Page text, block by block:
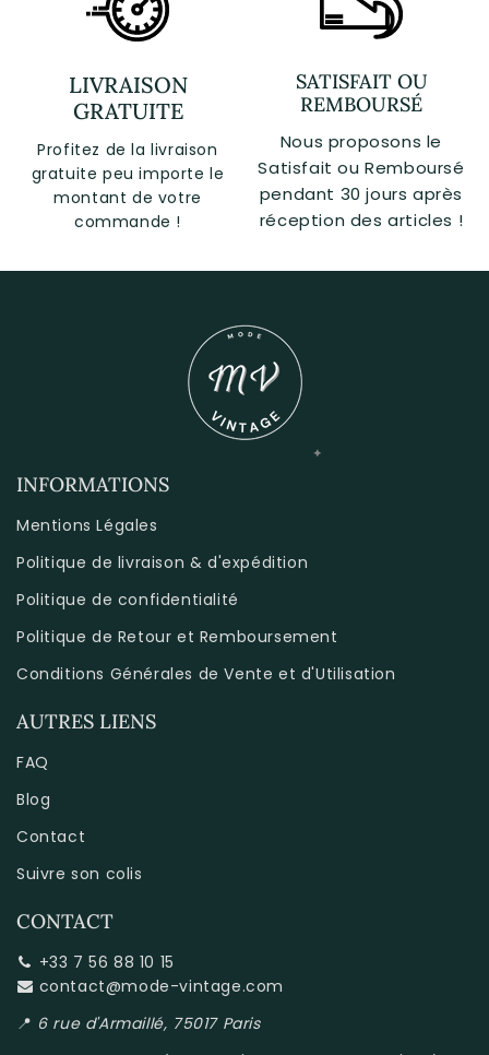
LIVRAISON
GRATUITE
Profitez de la livraison
gratuite peu importe le
montant de votre
commande !
SATISFAIT OU
REMBOURSÉ
Nous proposons le
Satisfait ou Remboursé
pendant 30 jours après
réception des articles !
INFORMATIONS
Mentions Légales
Politique de livraison & d'expédition
Politique de confidentialité
Politique de Retour et Remboursement
Conditions Générales de Vente et d'Utilisation
AUTRES LIENS
FAQ
Blog
Contact
Suivre son colis
CONTACT
+33 7 56 88 10 15
contact@mode-vintage.com
📍 6 rue d'Armaillé, 75017 Paris